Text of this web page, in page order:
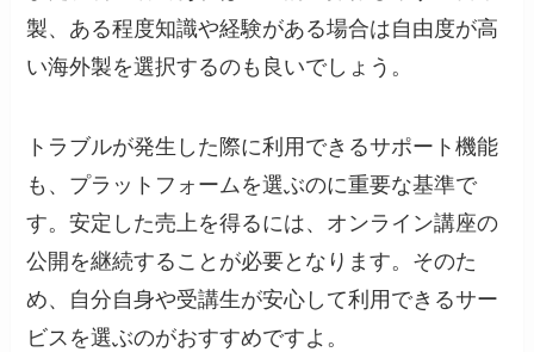
製、ある程度知識や経験がある場合は自由度が高
い海外製を選択するのも良いでしょう。
トラブルが発生した際に利用できるサポート機能
も、プラットフォームを選ぶのに重要な基準で
す。安定した売上を得るには、オンライン講座の
公開を継続することが必要となります。そのた
め、自分自身や受講生が安心して利用できるサー
ビスを選ぶのがおすすめですよ。